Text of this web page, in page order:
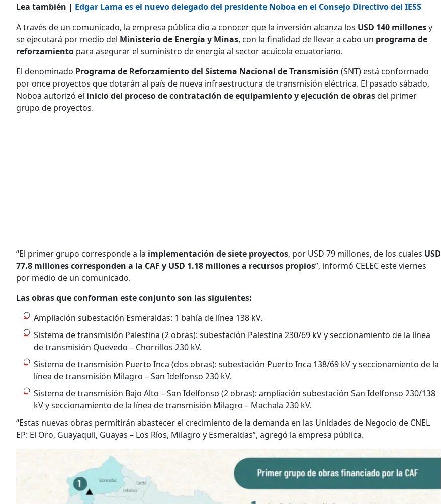
Lea también | Edgar Lama es el nuevo delegado del presidente Noboa en el Consejo Directivo del IESS
A través de un comunicado, la empresa pública dio a conocer que la inversión alcanza los USD 140 millonesy
se ejecutará por medio del Ministerio de Energía y Minas, con la finalidad de llevar a cabo un programa de
reforzamiento para asegurar el suministro de energía al sector acuícola ecuatoriano.
El denominado Programa de Reforzamiento del Sistema Nacional de Transmisión (SNT) está conformado
por once proyectos que dotarán al país de nueva infraestructura de transmisión eléctrica. El pasado sábado,
Noboa autorizó el inicio del proceso de contratación de equipamiento y ejecución de obrasdel primer
grupo de proyectos.
“El primer grupo corresponde a la implementación de siete proyectos, por USD 79 millones, de los cuales USD
77.8 millones corresponden a la CAF y USD 1.18 millones a recursos propios”, informó CELEC este viernes
por medio de un comunicado.
Las obras que conforman este conjunto son las siguientes:
Ampliación subestación Esmeraldas: 1 bahía de línea 138 kV.
Sistema de transmisión Palestina (2 obras): subestación Palestina 230/69 kV y seccionamiento de la línea
de transmisión Quevedo – Chorrillos 230 kV.
Sistema de transmisión Puerto Inca (dos obras): subestación Puerto Inca 138/69 kV y seccionamiento de la
línea de transmisión Milagro – San Idelfonso 230 kV.
Sistema de transmisión Bajo Alto – San Idelfonso (2 obras): ampliación subestación San Idelfonso 230/138
kV y seccionamiento de la línea de transmisión Milagro – Machala 230 kV.
“Estas nuevas obras permitirán abastecer el crecimiento de la demanda en las Unidades de Negocio de CNEL
EP: El Oro, Guayaquil, Guayas – Los Ríos, Milagro y Esmeraldas”, agregó la empresa pública.